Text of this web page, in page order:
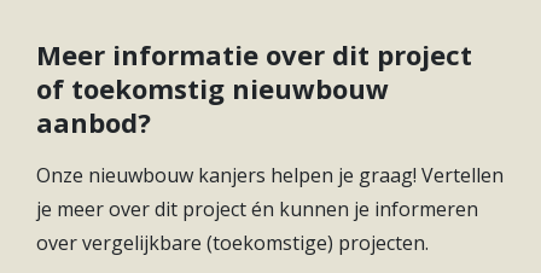
eengezinswoningen aan de entree van Rijnhuizen,
een wijk in ontwikkeling van werken naar wonen
(en werken). Door de transformatie die de wijk
boven water. Denk aan het Fort Jutphaas dat
vroeger onderdeel was van de Rijnforten en waar
er nog maar een aantal van bestaan, Kasteel
Meer informatie over dit project
of toekomstig nieuwbouw
aanbod?
Onze nieuwbouw kanjers helpen je graag! Vertellen
je meer over dit project én kunnen je informeren
over vergelijkbare (toekomstige) projecten.